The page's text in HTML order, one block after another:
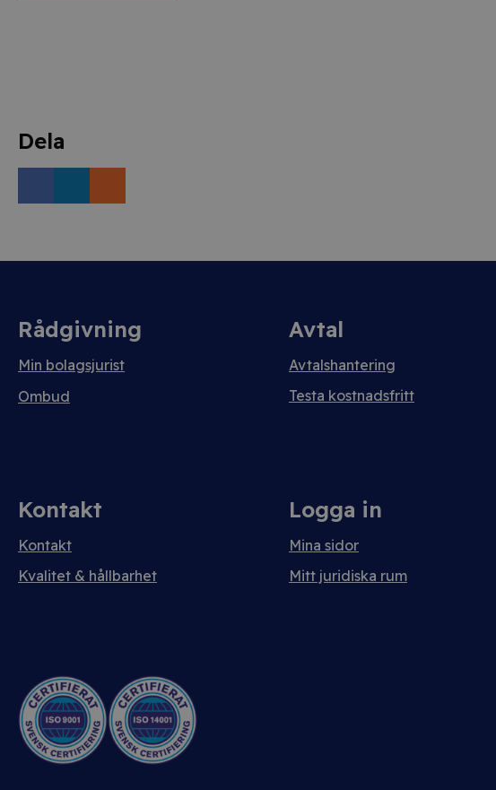
Dela
Rådgivning
Min bolagsjurist
Ombud
Avtal
Avtalshantering
Testa kostnadsfritt
Kontakt
Kontakt
Kvalitet & hållbarhet
Logga in
Mina sidor
Mitt juridiska rum